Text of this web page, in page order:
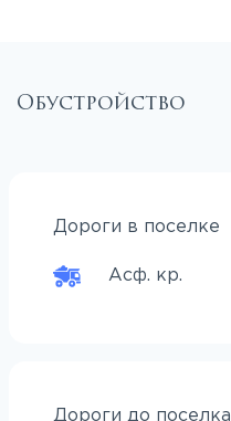
Обустройство
Дороги в поселке
Асф. кр.
Дороги до поселка